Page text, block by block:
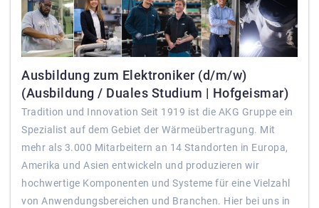
Ausbildung zum Elektroniker (d/m/w)
(Ausbildung / Duales Studium | Hofgeismar)
Tradition und Innovation Seit 1919 ist die AKG Gruppe ein
Spezialist auf dem Gebiet der Wärmeübertragung. Mit
mehr als 3.000 Mitarbeitern an 14 Standorten in Europa,
Amerika und Asien entwickeln und produzieren wir
hochwertige Komponenten und Systeme für eine Vielzahl
von Anwendungsbereichen und Branchen. Hier bei uns in